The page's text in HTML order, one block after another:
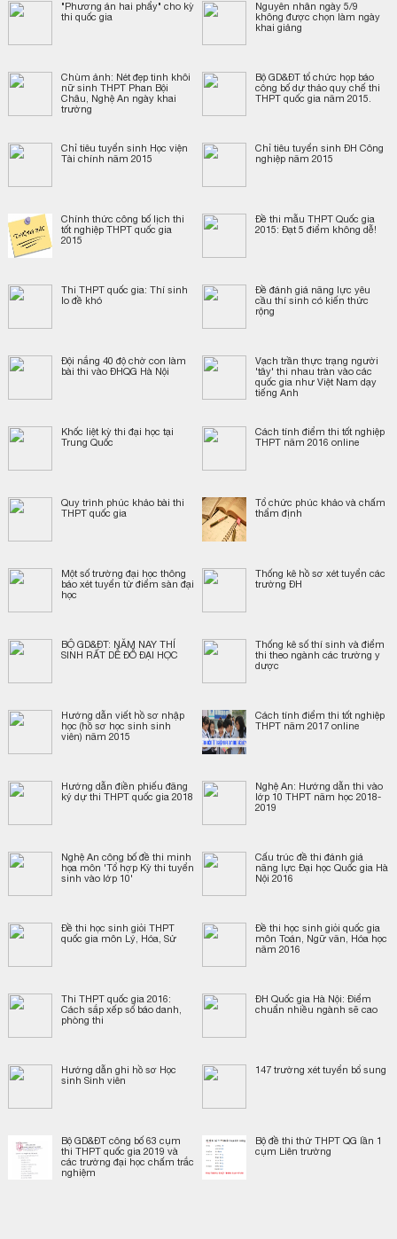
"Phương án hai phẩy" cho kỳ
thi quốc gia
Nguyên nhân ngày 5/9
không được chọn làm ngày
khai giảng
Chùm ảnh: Nét đẹp tinh khôi
nữ sinh THPT Phan Bội
Châu, Nghệ An ngày khai
trường
Bộ GD&ĐT tổ chức họp báo
công bố dự thảo quy chế thi
THPT quốc gia năm 2015.
Chỉ tiêu tuyển sinh Học viện
Tài chính năm 2015
Chỉ tiêu tuyển sinh ĐH Công
nghiệp năm 2015
Chính thức công bố lịch thi
tốt nghiệp THPT quốc gia
2015
Đề thi mẫu THPT Quốc gia
2015: Đạt 5 điểm không dễ!
Thi THPT quốc gia: Thí sinh
lo đề khó
Đề đánh giá năng lực yêu
cầu thí sinh có kiến thức
rộng
Đội nắng 40 độ chờ con làm
bài thi vào ĐHQG Hà Nội
Vạch trần thực trạng người
'tây' thi nhau tràn vào các
quốc gia như Việt Nam dạy
tiếng Anh
Khốc liệt kỳ thi đại học tại
Trung Quốc
Cách tính điểm thi tốt nghiệp
THPT năm 2016 online
Quy trình phúc khảo bài thi
THPT quốc gia
Tổ chức phúc khảo và chấm
thẩm định
Một số trường đại học thông
báo xét tuyển từ điểm sàn đại
học
Thống kê hồ sơ xét tuyển các
trường ĐH
BỘ GD&ĐT: NĂM NAY THÍ
SINH RẤT DỄ ĐỖ ĐẠI HỌC
Thống kê số thí sinh và điểm
thi theo ngành các trường y
dược
Hướng dẫn viết hồ sơ nhập
học (hồ sơ học sinh sinh
viên) năm 2015
Cách tính điểm thi tốt nghiệp
THPT năm 2017 online
Hướng dẫn điền phiếu đăng
ký dự thi THPT quốc gia 2018
Nghệ An: Hướng dẫn thi vào
lớp 10 THPT năm học 2018-
2019
Nghệ An công bố đề thi minh
họa môn 'Tổ hợp Kỳ thi tuyển
sinh vào lớp 10'
Cấu trúc đề thi đánh giá
năng lực Đại học Quốc gia Hà
Nội 2016
Đề thi học sinh giỏi THPT
quốc gia môn Lý, Hóa, Sử
Đề thi học sinh giỏi quốc gia
môn Toán, Ngữ văn, Hóa học
năm 2016
Thi THPT quốc gia 2016:
Cách sắp xếp số báo danh,
phòng thi
ĐH Quốc gia Hà Nội: Điểm
chuẩn nhiều ngành sẽ cao
Hướng dẫn ghi hồ sơ Học
sinh Sinh viên
147 trường xét tuyển bổ sung
Bộ GD&ĐT công bố 63 cụm
thi THPT quốc gia 2019 và
các trường đại học chấm trắc
nghiệm
Bộ đề thi thử THPT QG lần 1
cụm Liên trường